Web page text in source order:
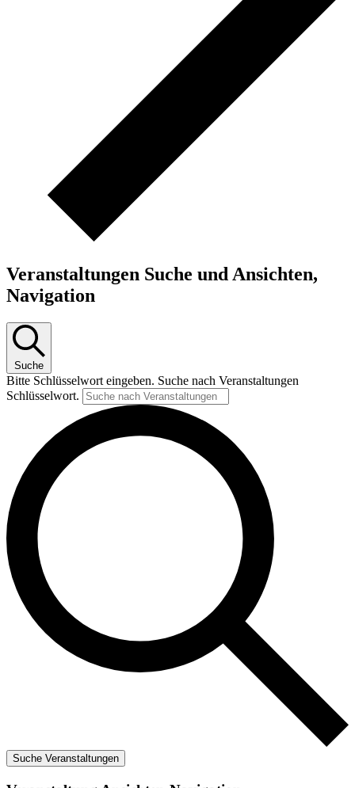
Veranstaltungen Suche und Ansichten,
Navigation
Suche
Bitte Schlüsselwort eingeben. Suche nach Veranstaltungen
Schlüsselwort.
Suche Veranstaltungen